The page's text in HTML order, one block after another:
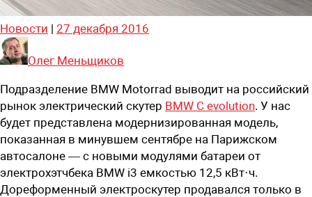
Новости | 27 декабря 2016
Олег Меньщиков
Подразделение BMW Motorrad выводит на российский
рынок электрический скутер BMW C evolution. У нас
будет представлена модернизированная модель,
показанная в минувшем сентябре на Парижском
автосалоне — с новыми модулями батареи от
электрохэтчбека BMW i3 емкостью 12,5 кВт·ч.
Дореформенный электроскутер продавался только в